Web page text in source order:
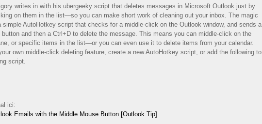
writes in with his ubergeeky script that deletes messages in Microsoft Outlook just by
on them in the list—so you can make short work of cleaning out your inbox. The magic
simple AutoHotkey script that checks for a middle-click on the Outlook window, and sends a
button and then a Ctrl+D to delete the message. This means you can middle-click on the
or specific items in the list—or you can even use it to delete items from your calendar.
own middle-click deleting feature, create a new AutoHotkey script, or add the following to
script.
ici:
Emails with the Middle Mouse Button [Outlook Tip]